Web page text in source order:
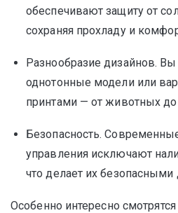
обеспечивают защиту от
сохраняя прохладу и
Разнообразие дизайнов.
однотонные модели или
принтами — от животных
Безопасность.
управления исключают
что делает их безопасными
Особенно интересно смотрятся